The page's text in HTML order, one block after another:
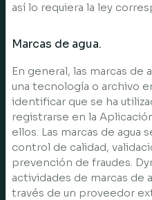
así lo requiera la ley
Marcas de agua.
En general, las marcas de
una tecnología o archivo
identificar que se ha
registrarse en la
ellos. Las marcas de agua
control de calidad,
prevención de fraudes.
actividades de marcas de
través de un proveedor